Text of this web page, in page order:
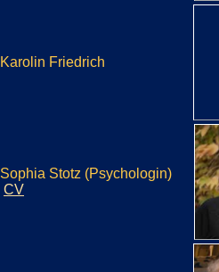
Karolin Friedrich
Sophia Stotz (Psychologin)
CV